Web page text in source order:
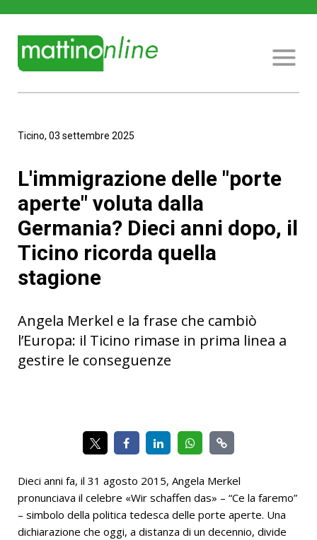
Ticino, 03 settembre 2025
L'immigrazione delle "porte
aperte" voluta dalla
Germania? Dieci anni dopo, il
Ticino ricorda quella
stagione
Angela Merkel e la frase che cambiò
l’Europa: il Ticino rimase in prima linea a
gestire le conseguenze
Dieci anni fa, il 31 agosto 2015, Angela Merkel
pronunciava il celebre «Wir schaffen das» – “Ce la faremo”
– simbolo della politica tedesca delle porte aperte. Una
dichiarazione che oggi, a distanza di un decennio, divide